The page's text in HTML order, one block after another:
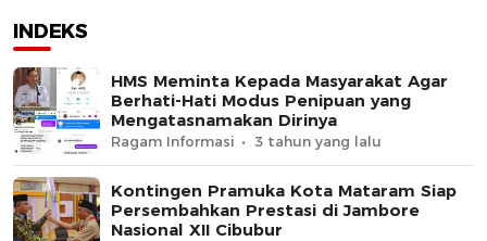
INDEKS
HMS Meminta Kepada Masyarakat Agar
Berhati-Hati Modus Penipuan yang
Mengatasnamakan Dirinya
Ragam Informasi 3 tahun yang lalu
Kontingen Pramuka Kota Mataram Siap
Persembahkan Prestasi di Jambore
Nasional XII Cibubur